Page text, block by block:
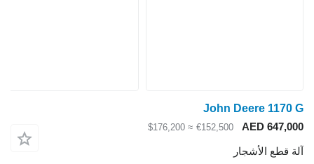
John Deere 1170 G
AED 647,000
€152,500
≈ $176,200
آلة قطع الأشجار